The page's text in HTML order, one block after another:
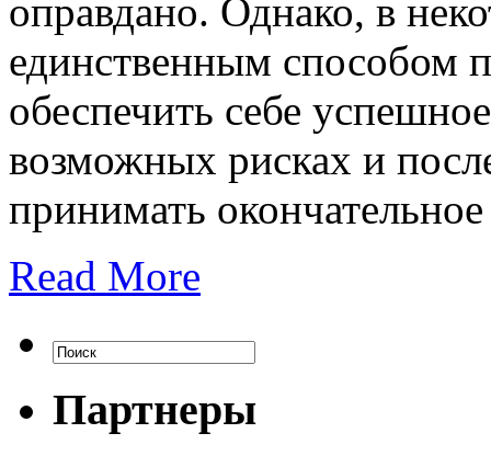
оправдано. Однако, в
единственным способом
обеспечить себе
возможных рисках и
принимать
Read More
Партнеры